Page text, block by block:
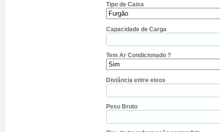
Tipo de Caixa
Capacidade de Carga
Tem Ar Condicionado ?
Distância entre eixos
Peso Bruto